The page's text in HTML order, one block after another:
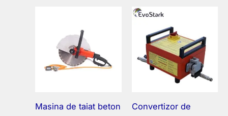
Masina de taiat beton
Convertizor de